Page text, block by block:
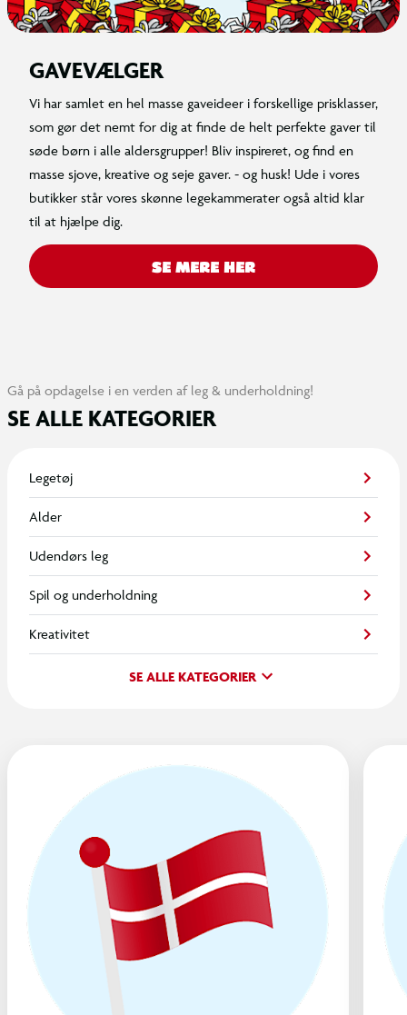
GAVEVÆLGER
Vi har samlet en hel masse gaveideer i forskellige prisklasser,
som gør det nemt for dig at finde de helt perfekte gaver til
søde børn i alle aldersgrupper! Bliv inspireret, og find en
masse sjove, kreative og seje gaver. - og husk! Ude i vores
butikker står vores skønne legekammerater også altid klar
til at hjælpe dig.
SE MERE HER
Gå på opdagelse i en verden af leg & underholdning!
SE ALLE KATEGORIER
Legetøj
Alder
Udendørs leg
Spil og underholdning
Kreativitet
SE ALLE KATEGORIER